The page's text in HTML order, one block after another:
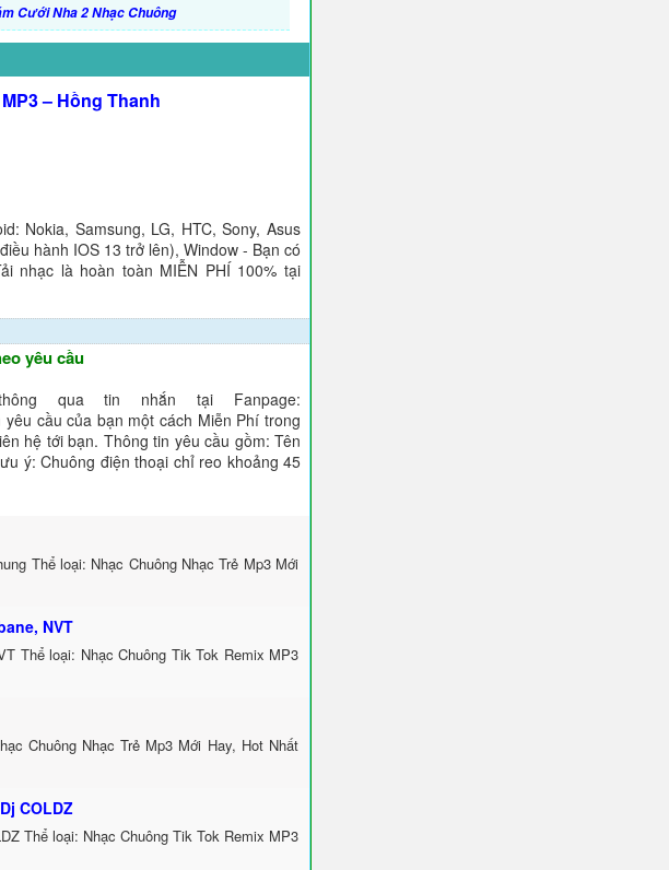
Cưới Nha 2 Nhạc Chuông
– Hồng Thanh
Nokia, Samsung, LG, HTC, Sony, Asus
hành IOS 13 trở lên), Window - Bạn có
nhạc là hoàn toàn MIỄN PHÍ 100% tại
yêu cầu
qua tin nhắn tại Fanpage:
cầu của bạn một cách Miễn Phí trong
hệ tới bạn. Thông tin yêu cầu gồm: Tên
ý: Chuông điện thoại chỉ reo khoảng 45
Thể loại: Nhạc Chuông Nhạc Trẻ Mp3 Mới
NVT
Thể loại: Nhạc Chuông Tik Tok Remix MP3
Chuông Nhạc Trẻ Mp3 Mới Hay, Hot Nhất
COLDZ
Thể loại: Nhạc Chuông Tik Tok Remix MP3